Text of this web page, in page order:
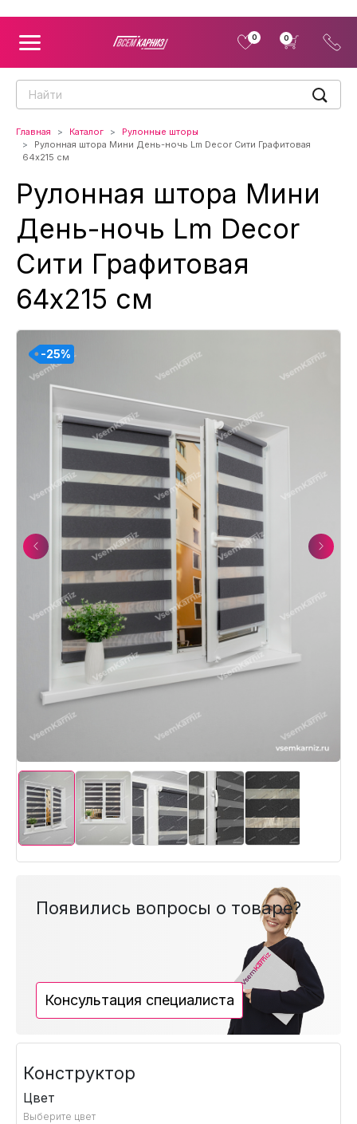
0 0
Главная Каталог
Рулонные шторы
Рулонная штора Мини День-ночь Lm Decor Сити Графитовая
64x215 см
Рулонная штора Мини
День-ночь Lm Decor
Сити Графитовая
64x215 см
Previous
-25%
-25%
-25%
-25%
-25%
-25%
-25%
-25%
-25%
-25%
-25%
-25%
-25%
-25%
-25%
-25%
-25%
Next
Появились вопросы о товаре?
Консультация специалиста
Конструктор
Цвет
Выберите цвет